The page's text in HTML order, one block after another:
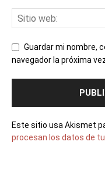
Guardar mi nombre,
navegador la próxima
Este sitio usa Akismet
procesan los datos de